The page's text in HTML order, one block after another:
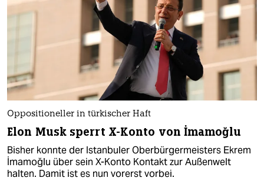
Oppositioneller in türkischer Haft
Elon Musk sperrt X-Konto von İmamoğlu
Bisher konnte der Istanbuler Oberbürgermeisters Ekrem
İmamoğlu über sein X-Konto Kontakt zur Außenwelt
halten. Damit ist es nun vorerst vorbei.